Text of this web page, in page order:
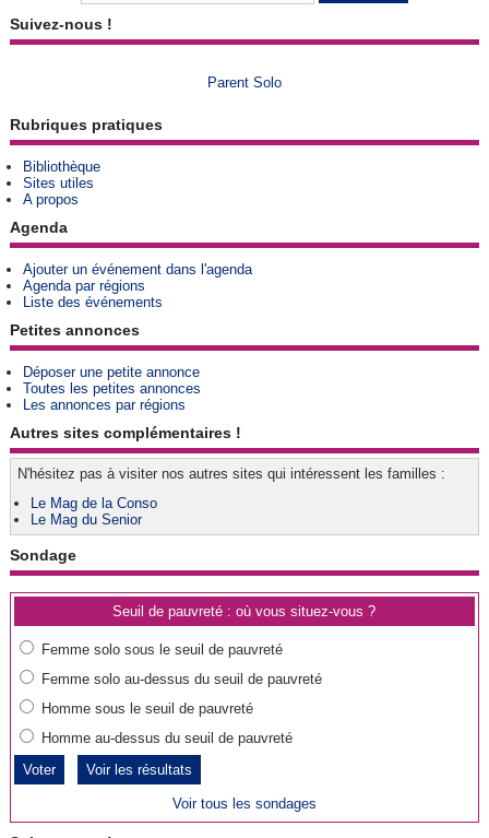
Suivez-nous !
Parent Solo
Rubriques pratiques
Bibliothèque
Sites utiles
A propos
Agenda
Ajouter un événement dans l'agenda
Agenda par régions
Liste des événements
Petites annonces
Déposer une petite annonce
Toutes les petites annonces
Les annonces par régions
Autres sites complémentaires !
N'hésitez pas à visiter nos autres sites qui intéressent les familles :
Le Mag de la Conso
Le Mag du Senior
Sondage
Seuil de pauvreté : où vous situez-vous ?
Femme solo sous le seuil de pauvreté
Femme solo au-dessus du seuil de pauvreté
Homme sous le seuil de pauvreté
Homme au-dessus du seuil de pauvreté
Voir les résultats
Voir tous les sondages